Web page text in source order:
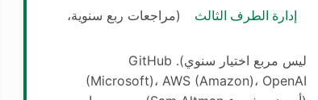
إدارة الطرف الثالث (مراجعات ربع سنوية،
ليس مربع اختيار سنوي). GitHub
(Microsoft)، AWS (Amazon)، OpenAI